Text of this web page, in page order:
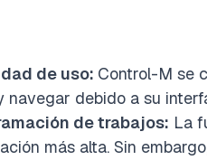
de uso: Control-M se
navegar debido a su
de trabajos: La
más alta. Sin